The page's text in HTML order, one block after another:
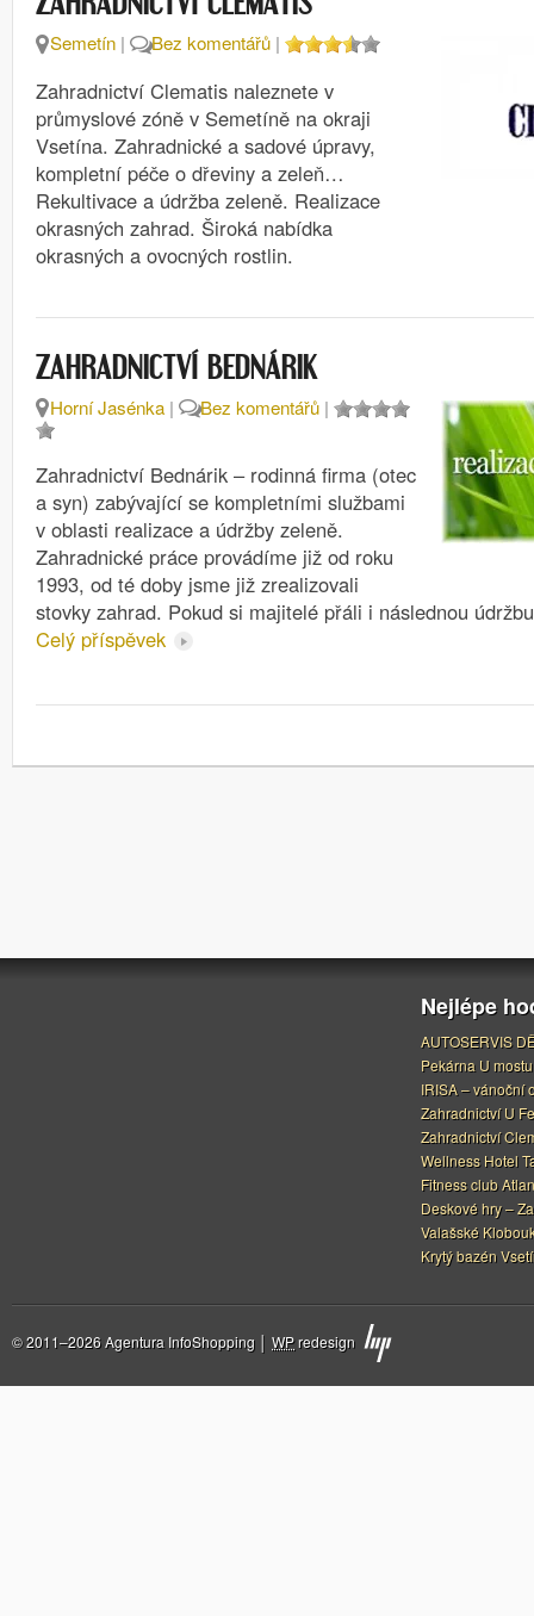
Semetín | Bez komentářů |
Zahradnictví Clematis naleznete v
průmyslové zóně v Semetíně na okraji
Vsetína. Zahradnické a sadové úpravy,
kompletní péče o dřeviny a zeleň…
Rekultivace a údržba zeleně. Realizace
okrasných zahrad. Široká nabídka
okrasných a ovocných rostlin.
ZAHRADNICTVÍ BEDNÁRIK
Horní Jasénka | Bez komentářů |
Zahradnictví Bednárik – rodinná firma (otec
a syn) zabývající se kompletními službami
v oblasti realizace a údržby zeleně.
Zahradnické práce provádíme již od roku
1993, od té doby jsme již zrealizovali
stovky zahrad. Pokud si majitelé přáli i následnou
Celý příspěvek
Nejlépe
AUTOSERVIS
Pekárna U mostu
IRISA – vánoční
Zahradnictví U
Zahradnictví
Wellness Hotel
Fitness club
Deskové hry –
Valašské
Krytý bazén
© 2011–2026 Agentura InfoShopping │ WPredesign